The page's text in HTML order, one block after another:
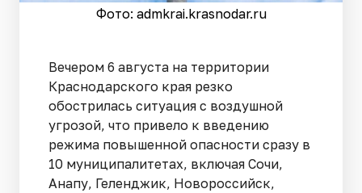
Фото: admkrai.krasnodar.ru
Вечером 6 августа на территории
Краснодарского края резко
обострилась ситуация с воздушной
угрозой, что привело к введению
режима повышенной опасности сразу в
10 муниципалитетах, включая Сочи,
Анапу, Геленджик, Новороссийск,